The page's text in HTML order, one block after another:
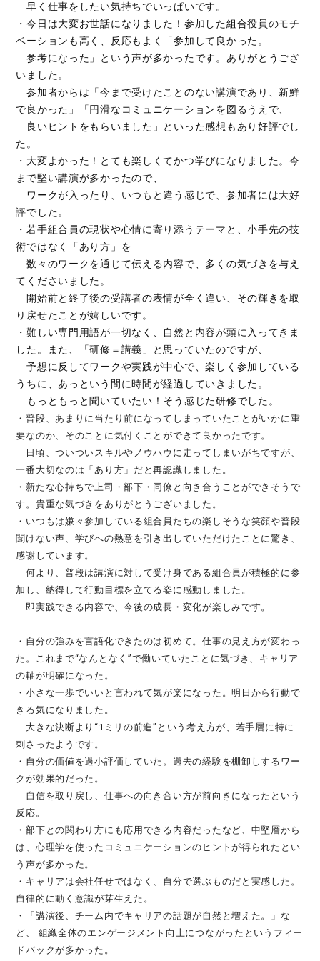
早く仕事をしたい気持ちでいっぱいです。
・今日は大変お世話になりました！参加した組合役員のモチ
ベーションも高く、反応もよく「参加して良かった。
参考になった」という声が多かったです。ありがとうござ
いました。
参加者からは「今まで受けたことのない講演であり、新鮮
で良かった」「円滑なコミュニケーションを図るうえで、
良いヒントをもらいました」といった感想もあり好評でし
た。
・大変よかった！とても楽しくてかつ学びになりました。今
まで堅い講演が多かったので、
ワークが入ったり、いつもと違う感じで、参加者には大好
評でした。
・若手組合員の現状や心情に寄り添うテーマと、小手先の技
術ではなく「あり方」を
数々のワークを通じて伝える内容で、多くの気づきを与え
てくださいました。
開始前と終了後の受講者の表情が全く違い、その輝きを取
り戻せたことが嬉しいです。
・難しい専門用語が一切なく、自然と内容が頭に入ってきま
した。また、「研修＝講義」と思っていたのですが、
予想に反してワークや実践が中心で、楽しく参加している
うちに、あっという間に時間が経過していきました。
もっともっと聞いていたい！そう感じた研修でした。
・普段、あまりに当たり前になってしまっていたことがいかに重
要なのか、そのことに気付くことができて良かったです。
日頃、ついついスキルやノウハウに走ってしまいがちですが、
一番大切なのは「あり方」だと再認識しました。
・新たな心持ちで上司・部下・同僚と向き合うことができそうで
す。貴重な気づきをありがとうございました。
・いつもは嫌々参加している組合員たちの楽しそうな笑顔や普段
聞けない声、学びへの熱意を引き出していただけたことに驚き、
感謝しています。
何より、普段は講演に対して受け身である組合員が積極的に参
加し、納得して行動目標を立てる姿に感動しました。
即実践できる内容で、今後の成長・変化が楽しみです。
・自分の強みを言語化できたのは初めて。仕事の見え方が変わっ
た。これまで“なんとなく”で働いていたことに気づき、キャリア
の軸が明確になった。
・小さな一歩でいいと言われて気が楽になった。明日から行動で
きる気になりました。
大きな決断より“1ミリの前進”という考え方が、若手層に特に
刺さったようです。
・自分の価値を過小評価していた。過去の経験を棚卸しするワー
クが効果的だった。
自信を取り戻し、仕事への向き合い方が前向きになったという
反応。
・部下との関わり方にも応用できる内容だったなど、中堅層から
は、心理学を使ったコミュニケーションのヒントが得られたとい
う声が多かった。
・キャリアは会社任せではなく、自分で選ぶものだと実感した。
自律的に動く意識が芽生えた。
・「講演後、チーム内でキャリアの話題が自然と増えた。」な
ど、 組織全体のエンゲージメント向上につながったというフィー
ドバックが多かった。